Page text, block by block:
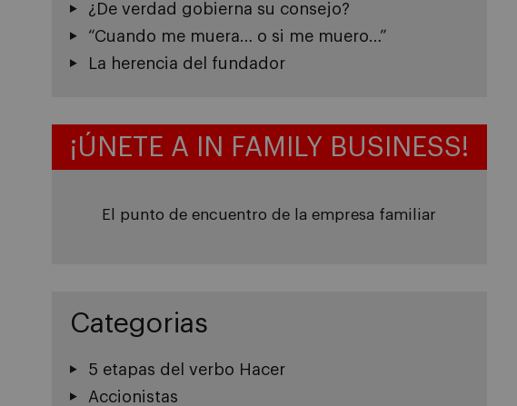
¿De verdad gobierna su consejo?
“Cuando me muera… o si me muero…”
La herencia del fundador
¡ÚNETE A IN FAMILY BUSINESS!
El punto de encuentro de la empresa familiar
Categorias
5 etapas del verbo Hacer
Accionistas